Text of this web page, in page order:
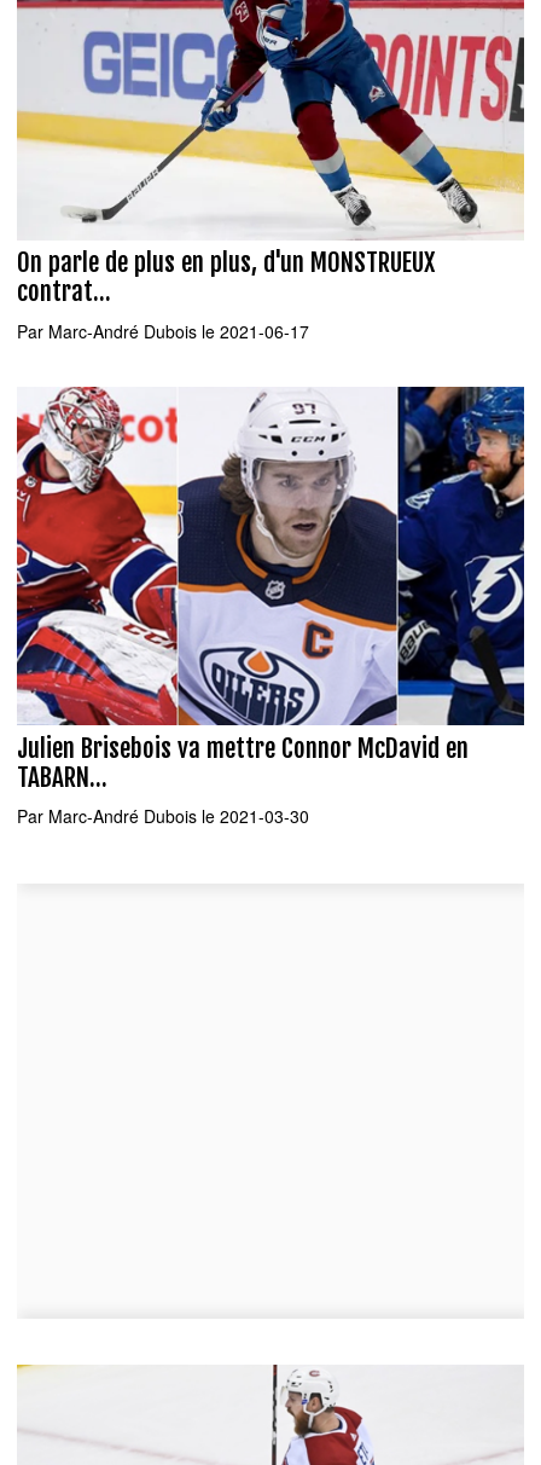
On parle de plus en plus, d'un MONSTRUEUX
contrat...
Par Marc-André Dubois le 2021-06-17
Julien Brisebois va mettre Connor McDavid en
TABARN...
Par Marc-André Dubois le 2021-03-30